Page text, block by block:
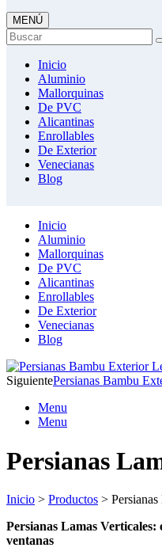
MENÚ
Buscar
Inicio
Aluminio
Mallorquinas
De PVC
Alicantinas
Enrollables
De Exterior
Venecianas
Blog
Inicio
Aluminio
Mallorquinas
De PVC
Alicantinas
Enrollables
De Exterior
Venecianas
Blog
SiguientePersianas Bambu
Menu
Menu
Persianas
Inicio > Productos >
Persianas Lamas
ventanas